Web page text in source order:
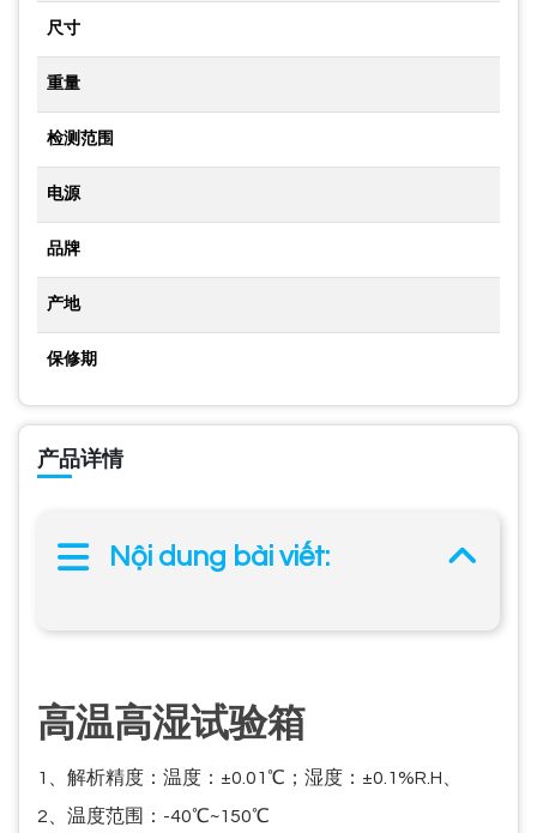
尺寸
重量
检测范围
电源
品牌
产地
保修期
产品详情
Nội dung bài viết:
高温高湿试验箱
1、解析精度：温度：±0.01℃；湿度：±0.1%R.H、
2、温度范围：-40℃~150℃